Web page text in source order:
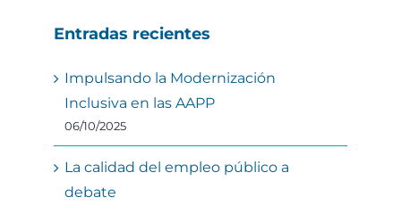
Entradas recientes
Impulsando la Modernización
Inclusiva en las AAPP
06/10/2025
La calidad del empleo público a
debate